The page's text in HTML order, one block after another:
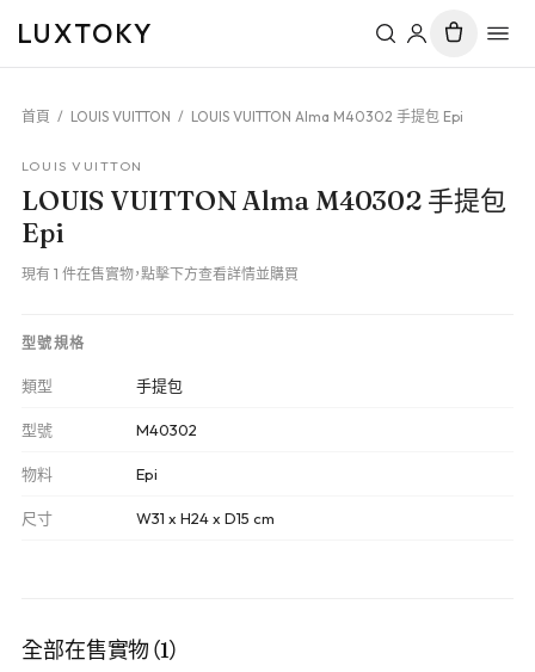
LUXTOKY
首頁 / LOUIS VUITTON / LOUIS VUITTON Alma M40302 手提包 Epi
LOUIS VUITTON
LOUIS VUITTON Alma M40302 手提包
Epi
現有 1 件在售實物，點擊下方查看詳情並購買
型號規格
類型 手提包
型號 M40302
物料 Epi
尺寸 W31 x H24 x D15 cm
全部在售實物（1）